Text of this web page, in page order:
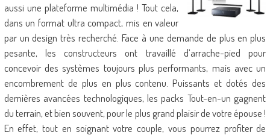
aussi une plateforme multimédia ! Tout cela,
dans un format ultra compact, mis en valeur
par un design très recherché. Face à une demande de plus en plus
pesante, les constructeurs ont travaillé d’arrache-pied pour
concevoir des systèmes toujours plus performants, mais avec un
encombrement de plus en plus contenu. Puissants et dotés des
dernières avancées technologiques, les packs Tout-en-un gagnent
du terrain, et bien souvent, pour le plus grand plaisir de votre épouse !
En effet, tout en soignant votre couple, vous pourrez profiter de